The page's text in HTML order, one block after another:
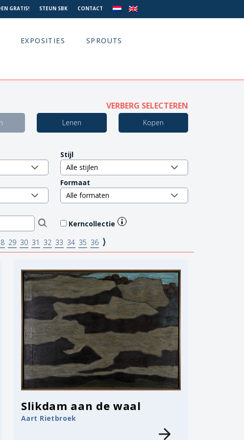
GRATIS! STEUN SBK CONTACT
EXPOSITIES SPROUTS
VERBERG SELECTEREN
Lenen Kopen
Stijl
Formaat
Kerncollectie
29 30 31 32 33 34 35 36 ⟩
Slikdam aan de waal
Aart Rietbroek